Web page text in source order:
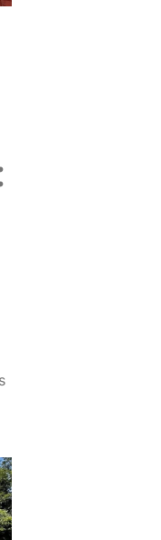
apéritif, entrée, plat et